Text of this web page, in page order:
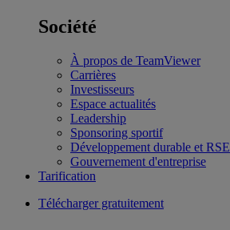
Société
À propos de TeamViewer
Carrières
Investisseurs
Espace actualités
Leadership
Sponsoring sportif
Développement durable et RSE
Gouvernement d'entreprise
Tarification
Télécharger gratuitement